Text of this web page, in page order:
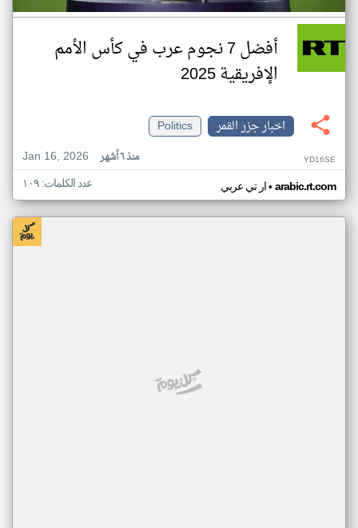
أفضل 7 نجوم عرب في كأس الأمم
الإفريقية 2025
اخبار جزر القمر
Politics
Jan 16, 2026
منذ ٦ أشهر YD16SE
ار تي عربي• arabic.rt.com عدد الكلمات: ١٠٩